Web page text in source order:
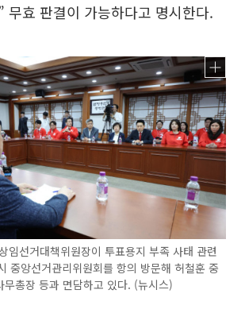
무효 판결이 가능하다고 명시한다.
임선거대책위원장이 투표용지 부족 사태 관련
중앙선거관리위원회를 항의 방문해 허철훈 중
무총장 등과 면담하고 있다. (뉴시스)